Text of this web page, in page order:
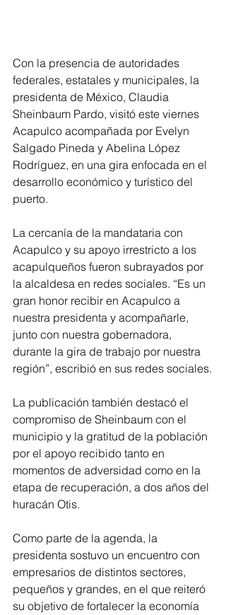
Con la presencia de autoridades
federales, estatales y municipales, la
presidenta de México, Claudia
Sheinbaum Pardo, visitó este viernes
Acapulco acompañada por Evelyn
Salgado Pineda y Abelina López
Rodríguez, en una gira enfocada en el
desarrollo económico y turístico del
puerto.
La cercanía de la mandataria con
Acapulco y su apoyo irrestricto a los
acapulqueños fueron subrayados por
la alcaldesa en redes sociales. “Es un
gran honor recibir en Acapulco a
nuestra presidenta y acompañarle,
junto con nuestra gobernadora,
durante la gira de trabajo por nuestra
región”, escribió en sus redes sociales.
La publicación también destacó el
compromiso de Sheinbaum con el
municipio y la gratitud de la población
por el apoyo recibido tanto en
momentos de adversidad como en la
etapa de recuperación, a dos años del
huracán Otis.
Como parte de la agenda, la
presidenta sostuvo un encuentro con
empresarios de distintos sectores,
pequeños y grandes, en el que reiteró
su objetivo de fortalecer la economía